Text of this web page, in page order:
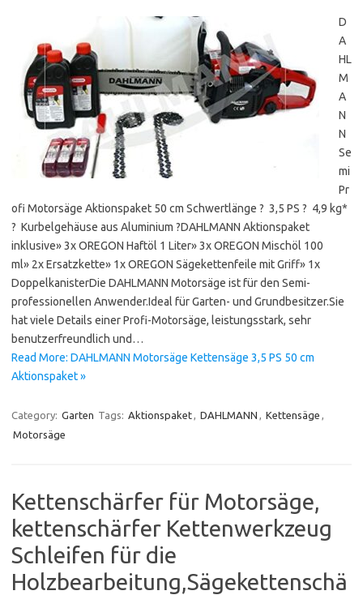
D
A
HL
M
A
N
N
Se
mi
Pr
ofi Motorsäge Aktionspaket 50 cm Schwertlänge ? 3,5 PS ? 4,9 kg*
? Kurbelgehäuse aus Aluminium ?DAHLMANN Aktionspaket
inklusive» 3x OREGON Haftöl 1 Liter» 3x OREGON Mischöl 100
ml» 2x Ersatzkette» 1x OREGON Sägekettenfeile mit Griff» 1x
DoppelkanisterDie DAHLMANN Motorsäge ist für den Semi-
professionellen Anwender.Ideal für Garten- und Grundbesitzer.Sie
hat viele Details einer Profi-Motorsäge, leistungsstark, sehr
benutzerfreundlich und…
Read More: DAHLMANN Motorsäge Kettensäge 3,5 PS 50 cm
Aktionspaket »
Category: Garten Tags: Aktionspaket, DAHLMANN , Kettensäge ,
Motorsäge
Kettenschärfer für Motorsäge,
kettenschärfer Kettenwerkzeug
Schleifen für die
Holzbearbeitung,Sägekettenschä